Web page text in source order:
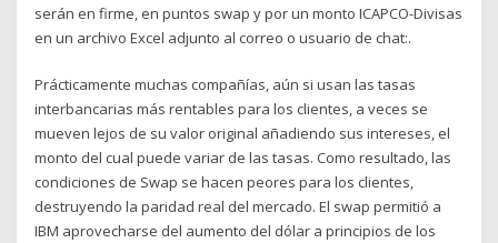
serán en firme, en puntos swap y por un monto ICAPCO-Divisas
en un archivo Excel adjunto al correo o usuario de chat:.
Prácticamente muchas compañías, aún si usan las tasas
interbancarias más rentables para los clientes, a veces se
mueven lejos de su valor original añadiendo sus intereses, el
monto del cual puede variar de las tasas. Como resultado, las
condiciones de Swap se hacen peores para los clientes,
destruyendo la paridad real del mercado. El swap permitió a
IBM aprovecharse del aumento del dólar a principios de los